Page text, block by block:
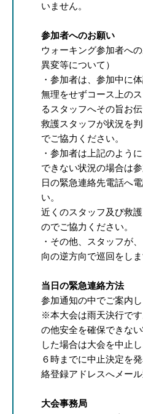
いません。
参加者へのお願い
ウォーキング参加者へ
異変等について）
・参加者は、参加中に
無理をせずコース上の
るスタッフへその旨お伝
救護スタッフが状況を
でご協力ください。
・参加者は上記のよう
できない状況の場合は
日の緊急連絡先電話へ
い。
近くのスタッフ及び救
のでご協力ください。
・その他、スタッフが
向の逆方向で巡回をしま
当日の緊急連絡方法
参加通知の中でご案内
※本大会は雨天決行で
の他安全を確保できな
した場合は大会を中止
６時までに中止決定を
絡登録アドレスへメール
大会事務局